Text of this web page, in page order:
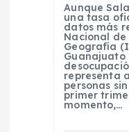
Aunque
una tasa
datos más
Nacional
Geografía
Guanajuato
representa
personas
primer
momento,…